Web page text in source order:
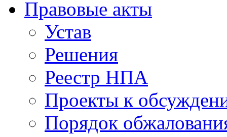
Правовые акты
Устав
Решения
Реестр НПА
Проекты к
Порядок